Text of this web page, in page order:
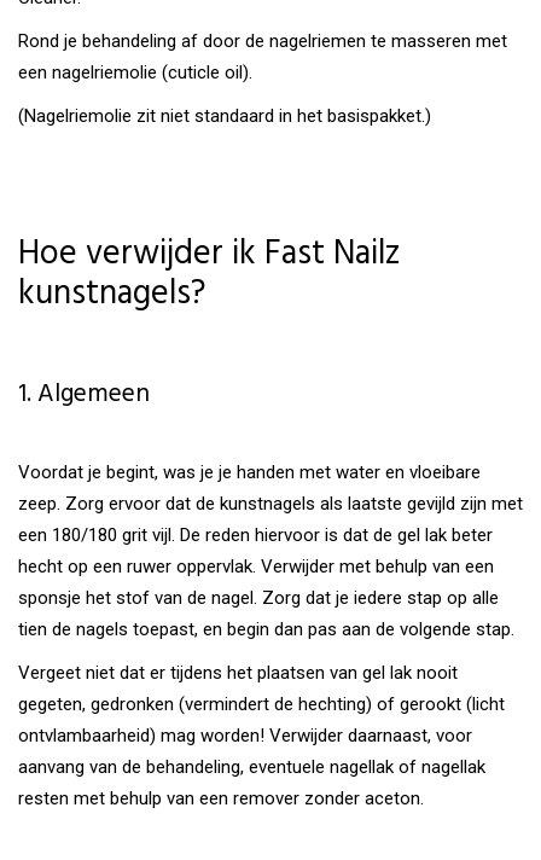
Rond je behandeling af door de nagelriemen te masseren met
een nagelriemolie (cuticle oil).
(Nagelriemolie zit niet standaard in het basispakket.)
Hoe verwijder ik Fast Nailz
kunstnagels?
1. Algemeen
Voordat je begint, was je je handen met water en vloeibare
zeep. Zorg ervoor dat de kunstnagels als laatste gevijld zijn met
een 180/180 grit vijl. De reden hiervoor is dat de gel lak beter
hecht op een ruwer oppervlak. Verwijder met behulp van een
sponsje het stof van de nagel. Zorg dat je iedere stap op alle
tien de nagels toepast, en begin dan pas aan de volgende stap.
Vergeet niet dat er tijdens het plaatsen van gel lak nooit
gegeten, gedronken (vermindert de hechting) of gerookt (licht
ontvlambaarheid) mag worden! Verwijder daarnaast, voor
aanvang van de behandeling, eventuele nagellak of nagellak
resten met behulp van een remover zonder aceton.